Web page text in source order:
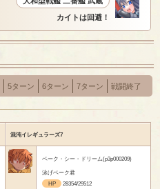
カイトは回避！
5ターン 6ターン 7ターン 戦闘終了
混沌イレギュラーズ7
ベーク・シー・ドリーム(p3p000209)
泳げベーク君
HP
28354/29512